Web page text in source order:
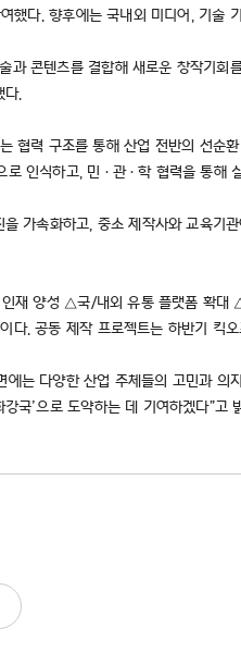
다. 향후에는 국내외 미디어, 기술
콘텐츠를 결합해 새로운 창작기
다.
력 구조를 통해 산업 전반의 선순
인식하고, 민·관·학 협력을 통해
가속화하고, 중소 제작사와 교육
양성 △국/내외 유통 플랫폼 확대
. 공동 제작 프로젝트는 하반기 킥
는 다양한 산업 주체들의 고민과
국’으로 도약하는 데 기여하겠다”고